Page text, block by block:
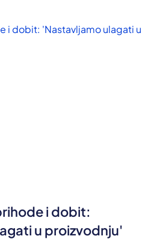
i dobit:
u proizvodnju'